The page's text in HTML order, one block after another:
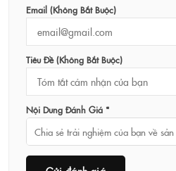
Email (không Bắt Buộc)
Tiêu Đề (không Bắt Buộc)
Nội Dung Đánh Giá *